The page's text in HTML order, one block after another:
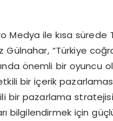
Medya ile kısa
Gülnahar, “Türkiye
önemli bir oyuncu
bir içerik
bir pazarlama
bilgilendirmek için